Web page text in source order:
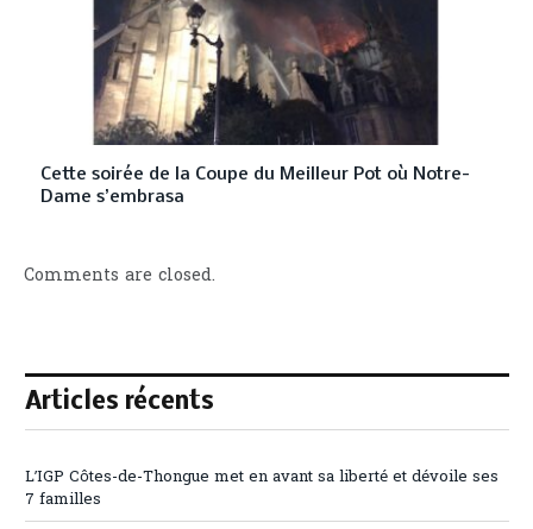
Cette soirée de la Coupe du Meilleur Pot où Notre-
Dame s’embrasa
Comments are closed.
Articles récents
L’IGP Côtes-de-Thongue met en avant sa liberté et dévoile ses
7 familles